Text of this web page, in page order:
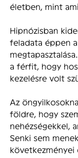
életben, mint
Hipnózisban
feladata éppen
a férfit, hogy
kezelésre volt
Az
földre, hogy
nehézségekkel,
Senki sem
következményei